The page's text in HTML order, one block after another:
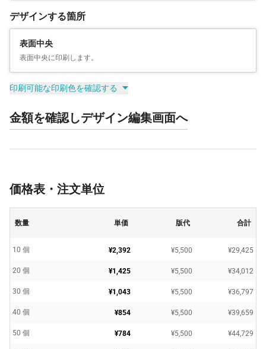
デザインする箇所
表面中央
表面中央に印刷します。
印刷可能な印刷色を確認する
金額を確認しデザイン編集画面へ
価格表・注文単位
数量 単価 版代 合計
10 個 ¥2,392 ¥5,500 ¥29,425
20 個 ¥1,425 ¥5,500 ¥34,012
30 個 ¥1,043 ¥5,500 ¥36,797
40 個 ¥854 ¥5,500 ¥39,659
50 個 ¥784 ¥5,500 ¥44,729